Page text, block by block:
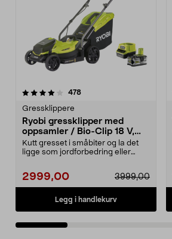
478anmeldelser
Gressklippere
Ryobi gressklipper med
oppsamler / Bio-Clip 18 V,
RLM18X33B50
Kutt gresset i småbiter og la det
ligge som jordforbedring eller
2999,00 3999,00
Legg i handlekurv
4.5 av 5 stjerner